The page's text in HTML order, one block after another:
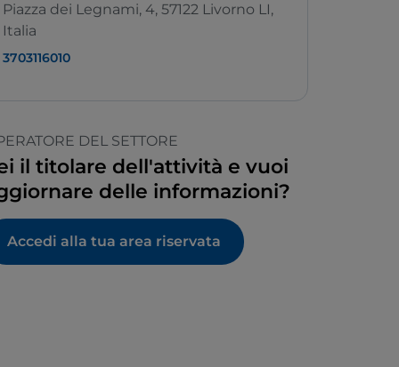
Piazza dei Legnami, 4, 57122 Livorno LI,
Italia
3703116010
DEL SETTORE
il titolare dell'attività e vuoi
delle informazioni?
Accedi alla tua area riservata